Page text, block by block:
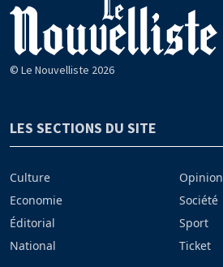
© Le Nouvelliste 2026
LES SECTIONS DU SITE
Culture
Economie
Éditorial
National
Société
Sport
Ticket